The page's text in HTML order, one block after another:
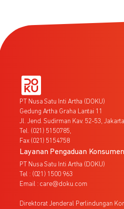
PT Nusa Satu Inti Artha (DOKU)
Gedung Artha Graha Lantai 11
Jl. Jend. Sudirman Kav. 52-53,
Tel. (021) 5150785,
Fax (021) 5154758
Layanan Pengaduan Konsumen
PT Nusa Satu Inti Artha (DOKU)
Tel : (021) 1500 963
Email : care@doku.com
Direktorat Jenderal Perlindungan